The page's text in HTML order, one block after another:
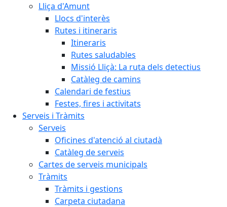
Lliça d'Amunt
Llocs d'interès
Rutes i itineraris
Itineraris
Rutes saludables
Missió Lliçà: La ruta dels detectius
Catàleg de camins
Calendari de festius
Festes, fires i activitats
Serveis i Tràmits
Serveis
Oficines d'atenció al ciutadà
Catàleg de serveis
Cartes de serveis municipals
Tràmits
Tràmits i gestions
Carpeta ciutadana